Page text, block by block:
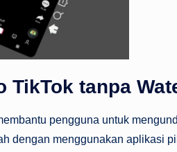
TikTok tanpa
pengguna untuk
dengan menggunakan aplikasi